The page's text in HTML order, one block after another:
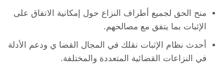
منح الحق لجميع أطراف النزاع حول إمكانية الاتفاق على
الإثبات بما يتفق مع مصالحهم.
أحدث نظام الإثبات نقلك في المجال القضا ي ودعم الأدلة
في النزاعات القضائية المتعددة والمختلفة.